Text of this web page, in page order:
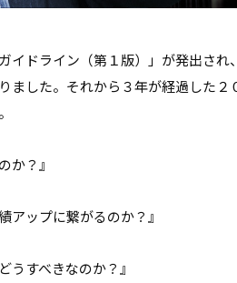
イドライン（第１版）」が発出さ
ました。それから３年が経過した
か？』
アップに繋がるのか？』
うすべきなのか？』